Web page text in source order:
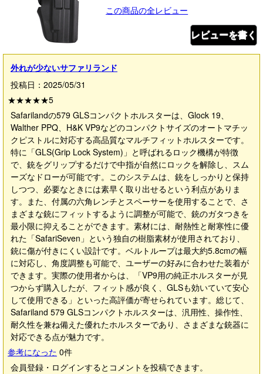
この商品の全レビュー
レビューを書く
外れが少ないサファリランド
投稿日：2025/05/31
★★★★★5
Safarilandの579 GLSコンパクトホルスターは、Glock 19、
Walther PPQ、H&K VP9などのコンパクトサイズのオートマチッ
クピストルに対応する高品質なマルチフィットホルスターです。
特に「GLS(Grip Lock System)」と呼ばれるロック機構が特徴
で、銃をグリップするだけで中指が自然にロックを解除し、スム
ーズなドローが可能です。このシステムは、銃をしっかりと保持
しつつ、必要なときには素早く取り出せるという利点がありま
す。また、付属の六角レンチとスペーサーを使用することで、さ
まざまな銃にフィットするように調整が可能で、銃のガタつきを
最小限に抑えることができます。素材には、耐熱性と耐寒性に優
れた「SafariSeven」という独自の樹脂素材が使用されており、
銃に傷が付きにくい設計です。ベルトループは最大約5.8cmの幅
に対応し、角度調整も可能で、ユーザーの好みに合わせた装着が
できます。実際の使用者からは、「VP9用の純正ホルスターが見
つからず購入したが、フィット感が良く、GLSも効いていて安心
して使用できる」といった高評価が寄せられています。総じて、
Safariland 579 GLSコンパクトホルスターは、汎用性、操作性、
耐久性を兼ね備えた優れたホルスターであり、さまざまな銃器に
対応できる点が魅力です。
参考になった 0件
会員登録・ログインするとコメントを投稿できます。